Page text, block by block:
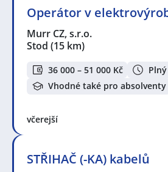
Operátor v
Murr CZ, s.r.o.
Stod (15 km)
36 000 – 51 000 Kč
Vhodné také pro absolventy
včerejší
STŘIHAČ (-KA) kabelů